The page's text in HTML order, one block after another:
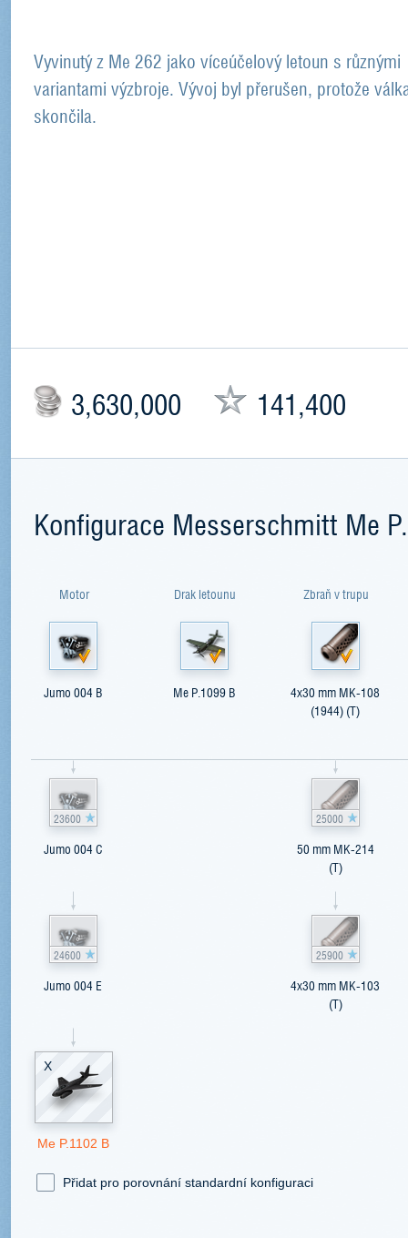
Vyvinutý z Me 262 jako víceúčelový letoun s různými
variantami výzbroje. Vývoj byl přerušen, protože
skončila.
3,630,000 141,400
Konfigurace Messerschmitt Me
Motor
Jumo 004 B
23600
Jumo 004 C
24600
Jumo 004 E
X
Me P.1102 B
Drak letounu
Me P.1099 B
Zbraň v trupu
4x30 mm MK-108
(1944) (T)
25000
50 mm MK-214
(T)
25900
4x30 mm MK-103
(T)
Přidat pro porovnání standardní konfiguraci